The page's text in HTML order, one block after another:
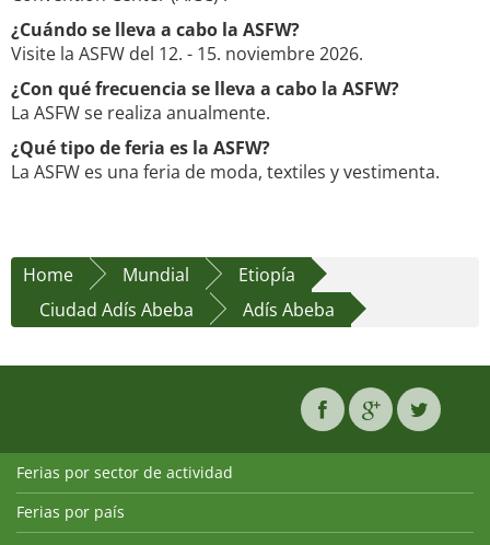
¿Cuándo se lleva a cabo la ASFW?
Visite la ASFW del 12. - 15. noviembre 2026.
¿Con qué frecuencia se lleva a cabo la ASFW?
La ASFW se realiza anualmente.
¿Qué tipo de feria es la ASFW?
La ASFW es una feria de moda, textiles y vestimenta.
Home Mundial
Etiopía
Ciudad Adís Abeba
Adís Abeba
Ferias por sector de actividad
Ferias por país